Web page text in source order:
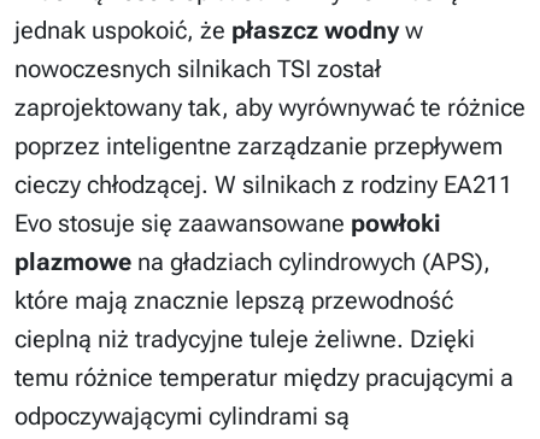
jednak uspokoić, że płaszcz wodny w
nowoczesnych silnikach TSI został
zaprojektowany tak, aby wyrównywać te różnice
poprzez inteligentne zarządzanie przepływem
cieczy chłodzącej. W silnikach z rodziny EA211
Evo stosuje się zaawansowane powłoki
plazmowe na gładziach cylindrowych (APS),
które mają znacznie lepszą przewodność
cieplną niż tradycyjne tuleje żeliwne. Dzięki
temu różnice temperatur między pracującymi a
odpoczywającymi cylindrami są